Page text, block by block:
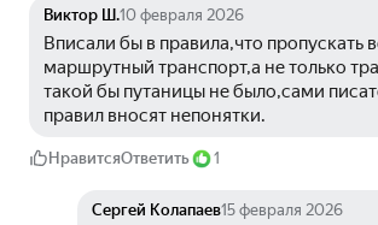
Виктор Ш.10 февраля 2026
Вписали бы в правила,что пропускать
маршрутный транспорт,а не только
такой бы путаницы не было,сами
правил вносят непонятки.
НравитсяОтветить 1
Сергей Колапаев15 февраля 2026